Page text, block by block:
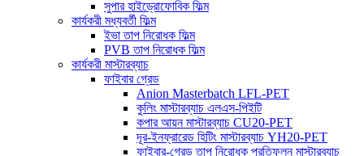
সুপার হাইড্রোফোবিক ফিল্ম
কার্যকরী মধ্যবর্তী ফিল্ম
ইভা তাপ নিরোধক ফিল্ম
PVB তাপ নিরোধক ফিল্ম
কার্যকরী মাস্টারব্যাচ
ফাইবার গ্রেড
Anion Masterbatch LFL-PET
কুলিং মাস্টারব্যাচ এলএস-পিইটি
কপার আয়ন মাস্টারব্যাচ CU20-PET
দূর-ইনফ্রারেড হিটিং মাস্টারব্যাচ YH20-PET
ফাইবার-গ্রেড তাপ নিরোধক প্রতিফলন মাস্টারব্যাচ